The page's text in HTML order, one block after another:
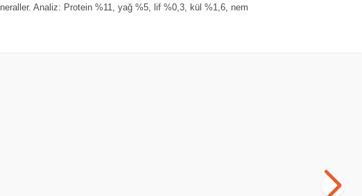
Analiz: Protein %11, yağ %5, lif %0,3, kül %1,6, nem